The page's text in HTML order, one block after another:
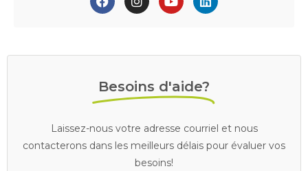
Besoins d'aide?
Laissez-nous votre adresse courriel et nous
contacterons dans les meilleurs délais pour évaluer vos
besoins!